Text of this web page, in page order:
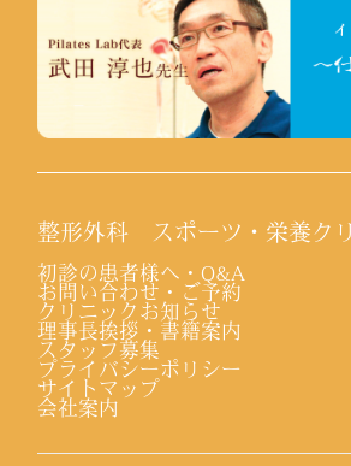
整形外科 スポーツ・栄養ク
初診の患者様へ・Q&A
お問い合わせ・ご予約
クリニックお知らせ
理事長挨拶・書籍案内
スタッフ募集
プライバシーポリシー
サイトマップ
会社案内